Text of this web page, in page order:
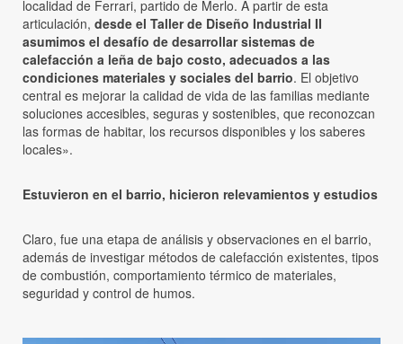
localidad de Ferrari, partido de Merlo. A partir de esta
articulación, desde el Taller de Diseño Industrial II
asumimos el desafío de desarrollar sistemas de
calefacción a leña de bajo costo, adecuados a las
condiciones materiales y sociales del barrio. El objetivo
central es mejorar la calidad de vida de las familias mediante
soluciones accesibles, seguras y sostenibles, que reconozcan
las formas de habitar, los recursos disponibles y los saberes
locales».
Estuvieron en el barrio, hicieron relevamientos y estudios
Claro, fue una etapa de análisis y observaciones en el barrio,
además de investigar métodos de calefacción existentes, tipos
de combustión, comportamiento térmico de materiales,
seguridad y control de humos.